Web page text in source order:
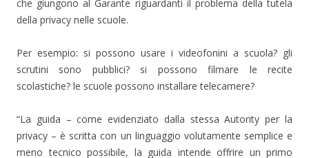
che giungono al Garante riguardanti il problema della tutela
della privacy nelle scuole.
Per esempio: si possono usare i videofonini a scuola? gli
scrutini sono pubblici? si possono filmare le recite
scolastiche? le scuole possono installare telecamere?
“La guida – come evidenziato dalla stessa Autority per la
privacy – è scritta con un linguaggio volutamente semplice e
meno tecnico possibile, la guida intende offrire un primo